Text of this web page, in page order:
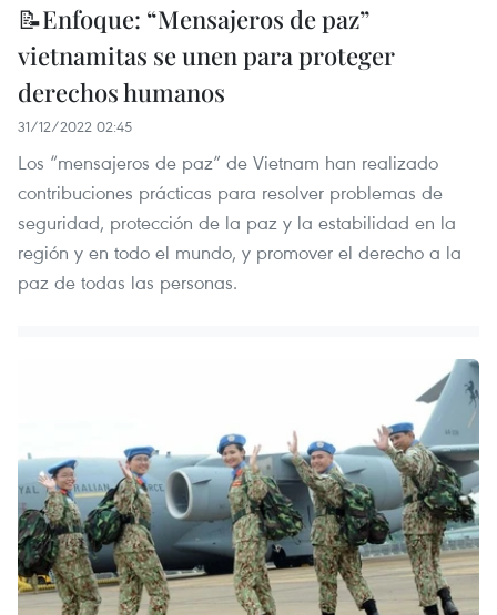
📝Enfoque: “Mensajeros de paz”
vietnamitas se unen para proteger
derechos humanos
31/12/2022 02:45
Los “mensajeros de paz” de Vietnam han realizado
contribuciones prácticas para resolver problemas de
seguridad, protección de la paz y la estabilidad en la
región y en todo el mundo, y promover el derecho a la
paz de todas las personas.